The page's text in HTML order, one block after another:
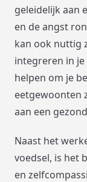
geleidelijk aan
en de angst
kan ook nuttig
integreren in
helpen om je
eetgewoonten
aan een
Naast het
voedsel, is het
en